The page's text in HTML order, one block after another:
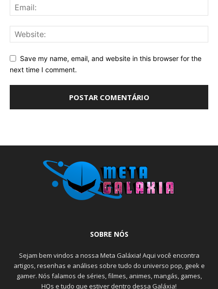
Save my name, email, and website in this browser for the
next time I comment.
SOBRE NÓS
Sejam bem vindos a nossa Meta Galáxia! Aqui você encontra
artigos, resenhas e análises sobre tudo do universo pop, geek e
gamer. Nós falamos de séries, filmes, animes, mangás, games,
HQs e tudo que estiver dentro dessa Galáxia!